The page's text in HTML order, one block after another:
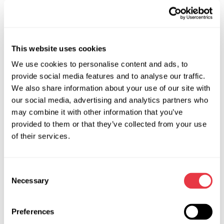
This website uses cookies
We use cookies to personalise content and ads, to
provide social media features and to analyse our traffic.
We also share information about your use of our site with
our social media, advertising and analytics partners who
may combine it with other information that you’ve
provided to them or that they’ve collected from your use
of their services.
Selection
Necessary
Preferences
utilizan escáneres universales
Rápido retorno de la inversión gracias al creciente parque
de vehículos eléctricos
Ampliación de la base de clientes para incluir a
propietarios de vehículos eléctricos
Capacidad para realizar trabajos complejos,
Reducción del tiempo de diagnóstico gracias a funciones
Desarrollo continuo de funcionalidades a través de
actualizaciones de software